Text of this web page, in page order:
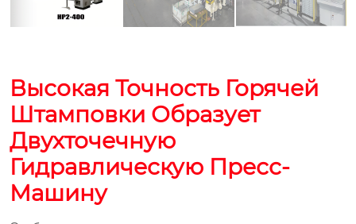
Высокая Точность Горячей
Штамповки Образует
Двухточечную
Гидравлическую Пресс-
Машину